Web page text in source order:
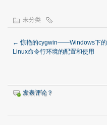
未分类
← 惊艳的cygwin——Windows下的
Linux命令行环境的配置和使用
发表评论？